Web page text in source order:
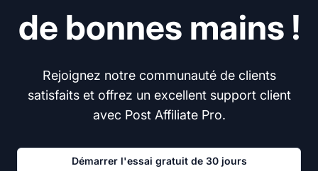
de bonnes mains !
Rejoignez notre communauté de clients
satisfaits et offrez un excellent support client
avec Post Affiliate Pro.
Démarrer l'essai gratuit de 30 jours